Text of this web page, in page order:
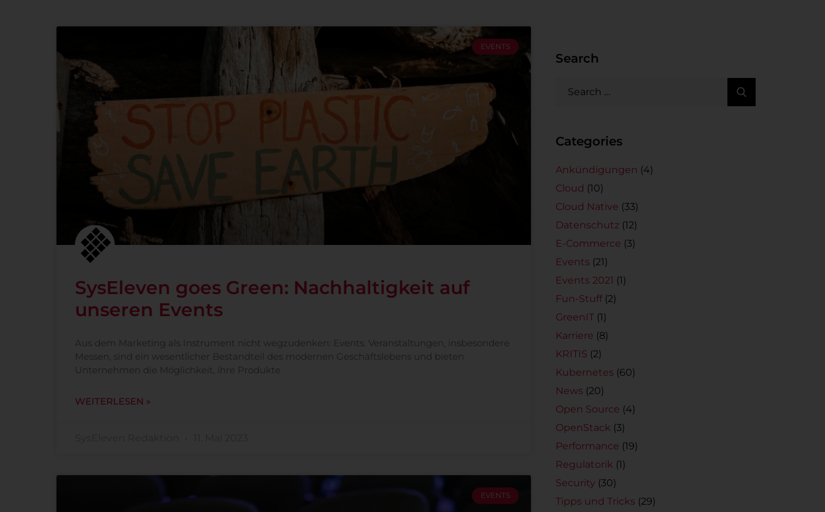
EVENTS
SysEleven goes Green: Nachhaltigkeit auf
unseren Events
Aus dem Marketing als Instrument nicht wegzudenken: Events. Veranstaltungen, insbesondere
Messen, sind ein wesentlicher Bestandteil des modernen Geschäftslebens und bieten
Unternehmen die Möglichkeit, ihre Produkte
WEITERLESEN »
EVENTS
Search
Categories
Ankündigungen (4)
Cloud (10)
Cloud Native (33)
Datenschutz (12)
E-Commerce (3)
Events (21)
Events 2021 (1)
Fun-Stuff (2)
GreenIT (1)
Karriere (8)
KRITIS (2)
Kubernetes (60)
News (20)
Open Source (4)
OpenStack (3)
Performance (19)
Regulatorik (1)
Security (30)
Tipps und Tricks (29)